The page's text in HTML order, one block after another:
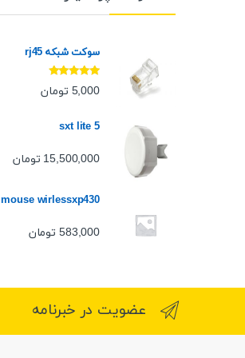
سوکت شبکه rj45
نمره5.00
از
5
5,000 تومان
sxt lite 5
15,500,000 تومان
mouse wirlessxp430
583,000 تومان
عضویت در خبرنامه